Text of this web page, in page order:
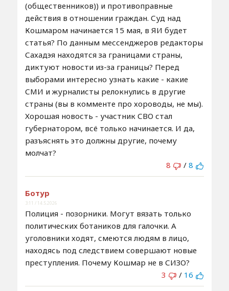
(общественников)) и противоправные
действия в отношении граждан. Суд над
Кошмаром начинается 15 мая, в ЯИ будет
статья? По данным мессенджеров редакторы
Сахадэя находятся за границами страны,
диктуют новости из-за границы? Перед
выборами интересно узнать какие - какие
СМИ и журналисты релокнулись в другие
страны (вы в комменте про хороводы, не мы).
Хорошая новость - участник СВО стал
губернатором, всё только начинается. И да,
разъяснять это должны другие, почему
молчат?
8
/ 8
Ботур
3:11 / 14.5.2026
Полиция - позорники. Могут вязать только
политических ботаников для галочки. А
уголовники ходят, смеются людям в лицо,
находясь под следствием совершают новые
преступления. Почему Кошмар не в СИЗО?
3
/ 16